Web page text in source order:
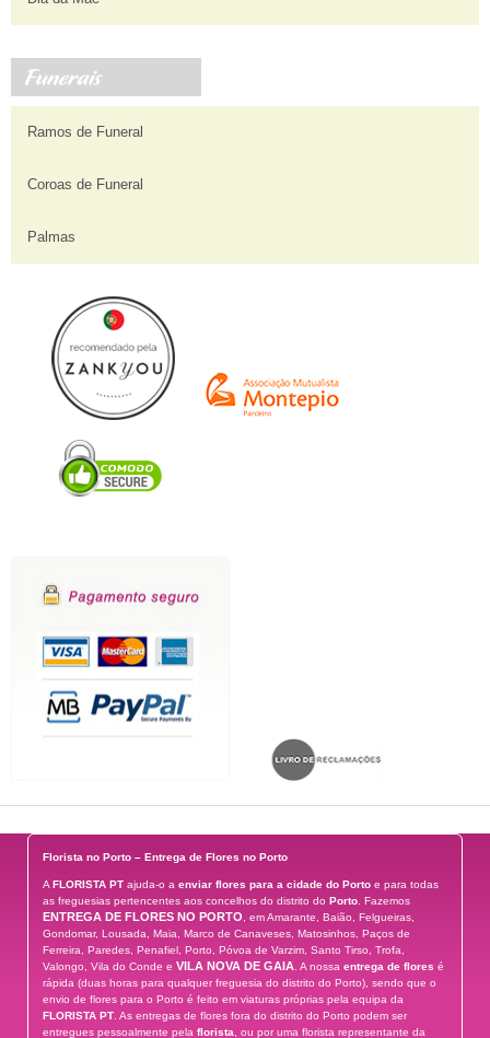
Ramos de Funeral
Coroas de Funeral
Palmas
Florista no Porto – Entrega de Flores no Porto
A FLORISTA PT ajuda-o a enviar flores para a cidade do Porto e para todas
as freguesias pertencentes aos concelhos do distrito do Porto . Fazemos
ENTREGA DE FLORES NO PORTO , em Amarante, Baião, Felgueiras,
Gondomar, Lousada, Maia, Marco de Canaveses, Matosinhos, Paços de
Ferreira, Paredes, Penafiel, Porto, Póvoa de Varzim, Santo Tirso, Trofa,
Valongo, Vila do Conde e VILA NOVA DE GAIA . A nossa entrega de flores é
rápida (duas horas para qualquer freguesia do distrito do Porto), sendo que o
envio de flores para o Porto é feito em viaturas próprias pela equipa da
FLORISTA PT . As entregas de flores fora do distrito do Porto podem ser
entregues pessoalmente pela florista , ou por uma florista representante da